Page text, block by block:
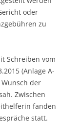
oder
zu
Schreiben vom
(Anlage A-
der
Zwischen
fanden
statt.